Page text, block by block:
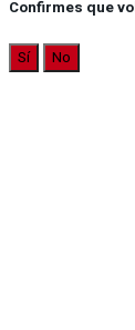
Confirmes que
Sí No